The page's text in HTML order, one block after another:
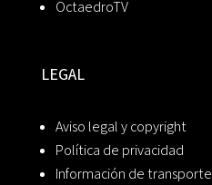
OctaedroTV
LEGAL
Aviso legal y copyright
Política de privacidad
Información de transporte